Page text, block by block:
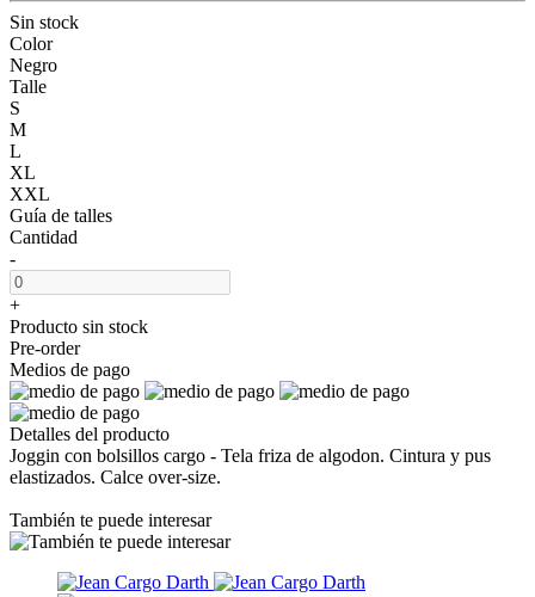
Sin stock
Color
Negro
Talle
S
M
L
XL
XXL
Guía de talles
Cantidad
-
+
Producto sin stock
Pre-order
Medios de pago
Detalles del producto
Joggin con bolsillos cargo - Tela friza de algodon. Cintura y pus
elastizados. Calce over-size.
También te puede interesar